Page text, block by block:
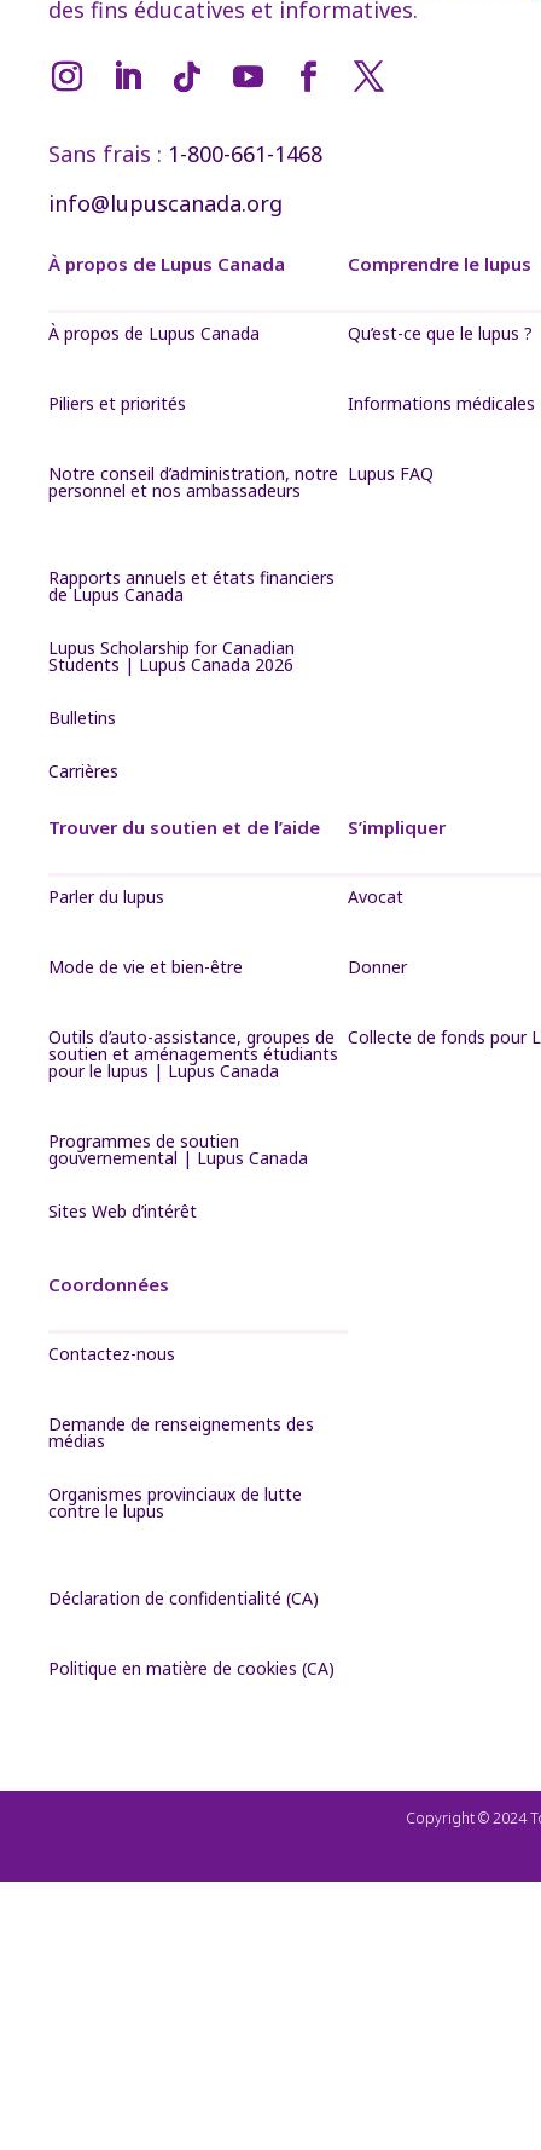
des fins éducatives et informatives.
Sans frais : 1-800-661-1468
info@lupuscanada.org
À propos de Lupus Canada
À propos de Lupus Canada
Piliers et priorités
Notre conseil d’administration, notre
personnel et nos ambassadeurs
Rapports annuels et états financiers
de Lupus Canada
Lupus Scholarship for Canadian
Students | Lupus Canada 2026
Bulletins
Carrières
Comprendre le lupus
Qu’est-ce que le lupus ?
Informations médicales
Lupus FAQ
Trouver du soutien et de l’aide
Parler du lupus
Mode de vie et bien-être
Outils d’auto-assistance, groupes de
soutien et aménagements étudiants
pour le lupus | Lupus Canada
Programmes de soutien
gouvernemental | Lupus Canada
Sites Web d’intérêt
S’impliquer
Avocat
Donner
Collecte de fonds pour
Coordonnées
Contactez-nous
Demande de renseignements des
médias
Organismes provinciaux de lutte
contre le lupus
Déclaration de confidentialité (CA)
Politique en matière de cookies (CA)
Copyright © 2024